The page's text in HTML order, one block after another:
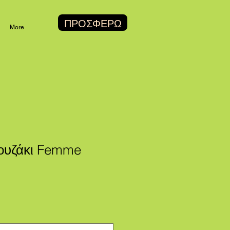
More ΠΡΟΣΦΕΡΩ
Femme